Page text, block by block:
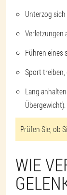
Unterzog
Verletzungen
Führen eines
Sport
Lang
Übergewicht).
Prüfen Sie, ob
WIE